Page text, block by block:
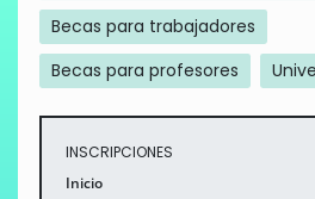
Becas para trabajadores
Becas para profesores
INSCRIPCIONES
Inicio